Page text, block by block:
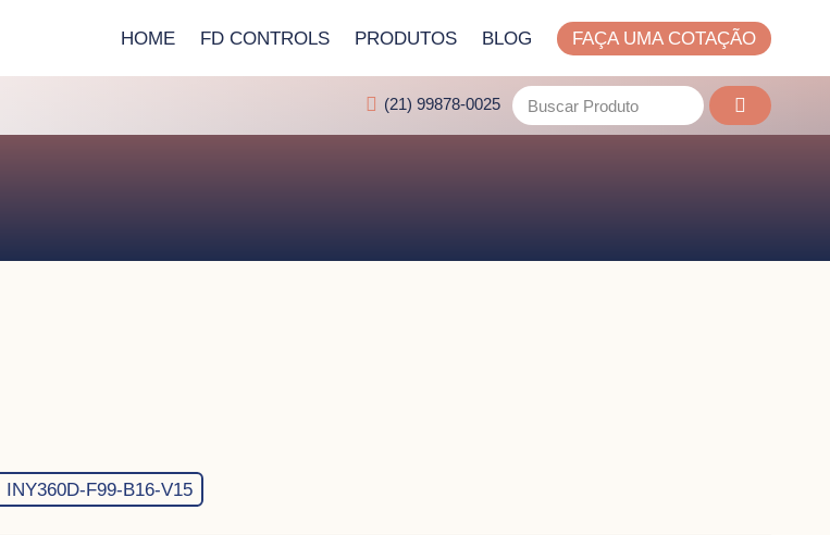
(21) 99878-0025
HOME FD CONTROLS PRODUTOS BLOG FAÇA UMA COTAÇÃO
INY360D-F99-B16-V15